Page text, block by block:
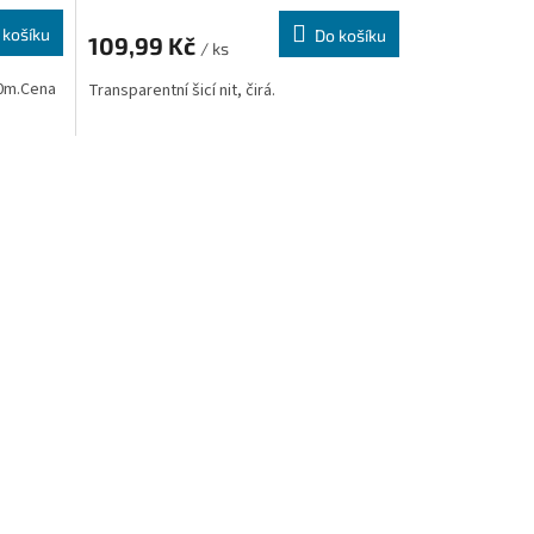
košíku 109,99 Kč / ks
Do košíku
Transparentní šicí nit, čirá.